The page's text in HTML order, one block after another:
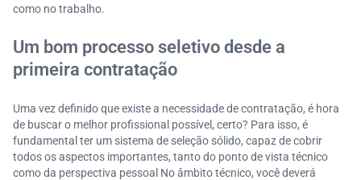
como no trabalho.
Um bom processo seletivo desde a
primeira contratação
Uma vez definido que existe a necessidade de contratação, é hora
de buscar o melhor profissional possível, certo? Para isso, é
fundamental ter um sistema de seleção sólido, capaz de cobrir
todos os aspectos importantes, tanto do ponto de vista técnico
como da perspectiva pessoal No âmbito técnico, você deverá